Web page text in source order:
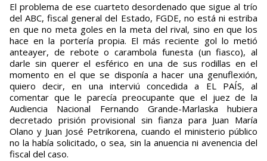
El problema de ese cuarteto desordenado que sigue al trío
del ABC, fiscal general del Estado, FGDE, no está ni estriba
en que no meta goles en la meta del rival, sino en que los
hace en la portería propia. El más reciente gol lo metió
anteayer, de rebote o carambola funesta (un fiasco), al
darle sin querer el esférico en una de sus rodillas en el
momento en el que se disponía a hacer una genuflexión,
quiero decir, en una interviú concedida a EL PAÍS, al
comentar que le parecía preocupante que el juez de la
Audiencia Nacional Fernando Grande-Marlaska hubiera
decretado prisión provisional sin fianza para Juan María
Olano y Juan José Petrikorena, cuando el ministerio público
no la había solicitado, o sea, sin la anuencia ni avenencia del
fiscal del caso.